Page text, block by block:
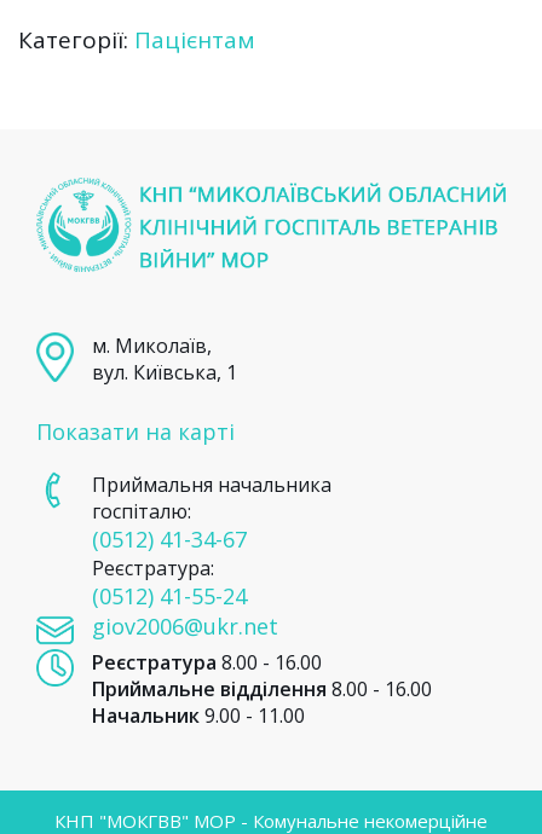
Категорії: Пацієнтам
м. Миколаїв,
вул. Київська, 1
Показати на карті
Приймальня начальника
госпіталю:
(0512) 41-34-67
Реєстратура:
(0512) 41-55-24
giov2006@ukr.net
Реєстратура 8.00 - 16.00
Приймальне відділення 8.00 - 16.00
Начальник9.00 - 11.00
КНП "МОКГВВ" МОР - Комунальне некомерційне